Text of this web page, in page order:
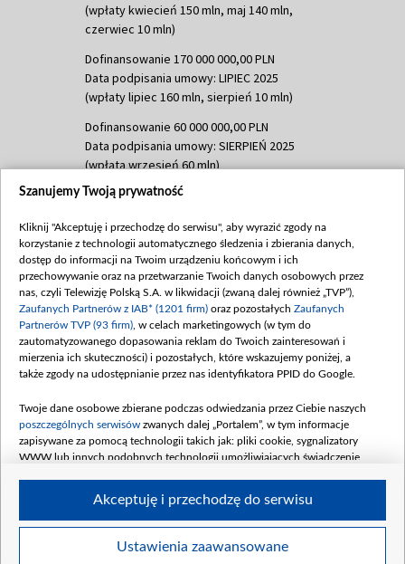
(wpłaty kwiecień 150 mln, maj 140 mln,
czerwiec 10 mln)
Dofinansowanie 170 000 000,00 PLN
Data podpisania umowy: LIPIEC 2025
(wpłaty lipiec 160 mln, sierpień 10 mln)
Dofinansowanie 60 000 000,00 PLN
Data podpisania umowy: SIERPIEŃ 2025
(wpłata wrzesień 60 mln)
Dofinansowanie 635 783 051,21 PLN
(wpłata wrzesień 100 mln, październik 350
mln, listopad 265 mln)
Dofinansowanie 48 862 000,00 PLN
Data podpisania umowy: GRUDZIEŃ 2025
(wpłata grudzień 60,548 mln)
Dofinansowanie 900 000 000,00 PLN
Data podpisania umowy: LUTY 2026 (wpłata
kwiecień 180 mln, 7 maja 180 mln, 8
czerwca 90 mln)
Dofinansowanie 250 000 000,00 PLN
4 sierpnia 250 mln
Szanujemy Twoją prywatność
Kliknij "Akceptuję i przechodzę do serwisu", aby wyrazić zgody na
korzystanie z technologii automatycznego śledzenia i zbierania danych,
dostęp do informacji na Twoim urządzeniu końcowym i ich
przechowywanie oraz na przetwarzanie Twoich danych osobowych przez
nas, czyli Telewizję Polską S.A. w likwidacji (zwaną dalej również „TVP”),
Zaufanych Partnerów z IAB* (1201 firm) oraz pozostałych Zaufanych
Partnerów TVP (93 firm) , w celach marketingowych (w tym do
zautomatyzowanego dopasowania reklam do Twoich zainteresowań i
mierzenia ich skuteczności) i pozostałych, które wskazujemy poniżej, a
także zgody na udostępnianie przez nas identyfikatora PPID do Google.
Twoje dane osobowe zbierane podczas odwiedzania przez Ciebie naszych
poszczególnych serwisów zwanych dalej „Portalem”, w tym informacje
zapisywane za pomocą technologii takich jak: pliki cookie, sygnalizatory
WWW lub innych podobnych technologii umożliwiających świadczenie
Twoje dane osobowe zbierane podczas odwiedzania przez Ciebie
Ustawienia zaawansowane
Akceptuję i przechodzę do serwisu